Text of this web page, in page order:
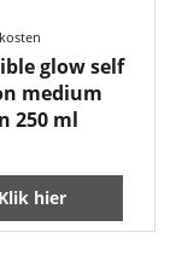
glow self
medium
250 ml
Klik hier